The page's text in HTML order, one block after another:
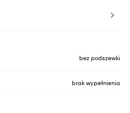
bez podszewki
brak wypełnienia